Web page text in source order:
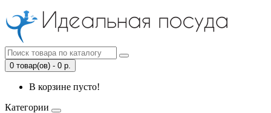
0 товар(ов) - 0 р.
В корзине пусто!
Категории